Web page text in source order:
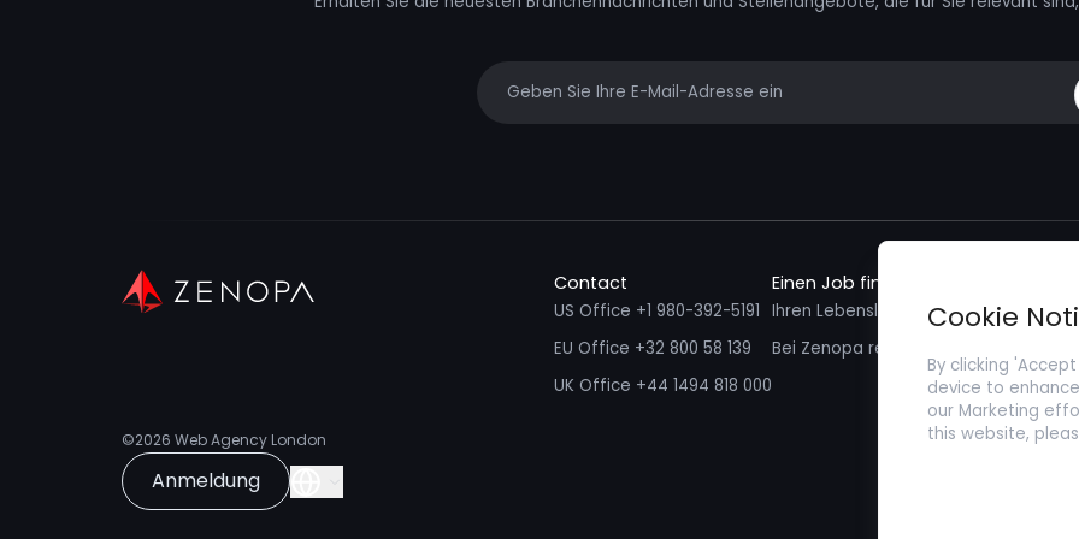
©2026 Web Agency London
Anmeldung
Contact
US Office +1 980-392-5191
EU Office +32 800 58 139
UK Office +44 1494 818 000
Einen Job finden
Ihren Lebenslauf einreichen
Bei Zenopa registrieren
Ich
Cookie
By clicking
device to
our Marketing
this website,